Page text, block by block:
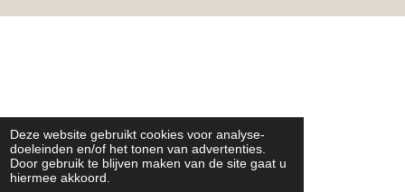
Deze website gebruikt cookies voor analyse-
doeleinden en/of het tonen van advertenties.
Door gebruik te blijven maken van de site gaat u
hiermee akkoord.